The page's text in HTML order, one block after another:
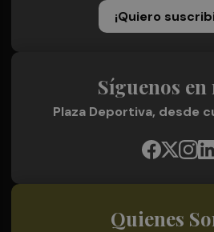
¡Quiero
Síguenos en
Plaza Deportiva, desde
Quienes